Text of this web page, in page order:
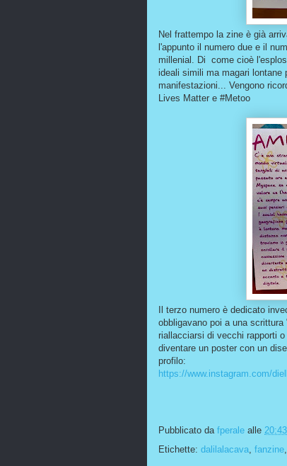
Nel frattempo la zine è già
l'appunto il numero due e il
millenial. Di come cioè
ideali simili ma magari lontane
manifestazioni... Vengono
Lives Matter e #Metoo
Il terzo numero è dedicato
obbligavano poi a una
riallacciarsi di vecchi rapporti
diventare un poster con un
profilo:
https://www.instagram.com/
Pubblicato da fperale alle 20:43
Etichette: dalilalacava, fanzine,